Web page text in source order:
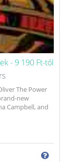
- 9 190 Ft-tól
The Power
new
Campbell, and